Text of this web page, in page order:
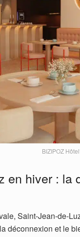
BIZIPOZ
en hiver : la
Saint-Jean-de-
déconnexion et le